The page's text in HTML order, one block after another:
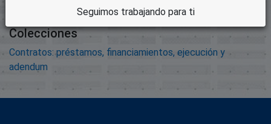
Colecciones
Contratos: préstamos, financiamientos, ejecución y
adendum
Seguimos trabajando para ti